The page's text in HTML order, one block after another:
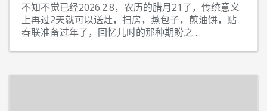
不知不觉已经2026.2.8，农历的腊月21了，传统意义
上再过2天就可以送灶，扫房，蒸包子，煎油饼，贴
春联准备过年了，回忆儿时的那种期盼之 ...